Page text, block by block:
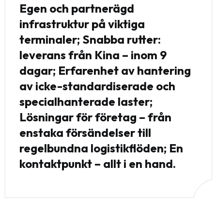
Egen och partnerägd
infrastruktur på viktiga
terminaler; Snabba rutter:
leverans från Kina – inom 9
dagar; Erfarenhet av hantering
av icke-standardiserade och
specialhanterade laster;
Lösningar för företag – från
enstaka försändelser till
regelbundna logistikflöden; En
kontaktpunkt – allt i en hand.